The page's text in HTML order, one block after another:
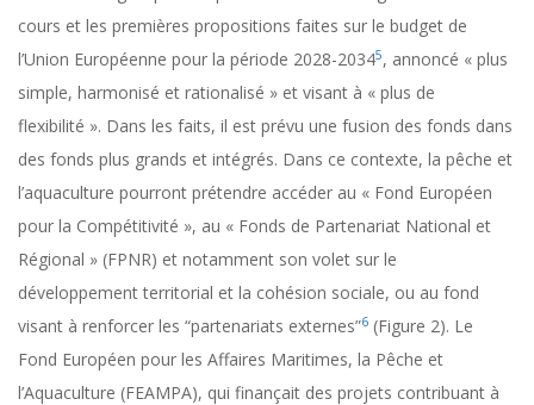
cours et les premières propositions faites sur le budget de
l’Union Européenne pour la période 2028-20345, annoncé « plus
simple, harmonisé et rationalisé » et visant à « plus de
flexibilité ». Dans les faits, il est prévu une fusion des fonds dans
des fonds plus grands et intégrés. Dans ce contexte, la pêche et
l’aquaculture pourront prétendre accéder au « Fond Européen
pour la Compétitivité », au « Fonds de Partenariat National et
Régional » (FPNR) et notamment son volet sur le
développement territorial et la cohésion sociale, ou au fond
visant à renforcer les “partenariats externes”6 (Figure 2). Le
Fond Européen pour les Affaires Maritimes, la Pêche et
l’Aquaculture (FEAMPA), qui finançait des projets contribuant à